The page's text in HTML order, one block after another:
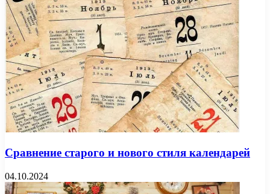
Сравнение старого и нового стиля календарей
04.10.2024